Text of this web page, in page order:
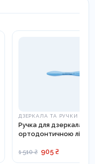
ДЗЕРКАЛА ТА РУЧКИ
Ручка для дзеркала з
ортодонтичною
1 510 ₴ 905 ₴